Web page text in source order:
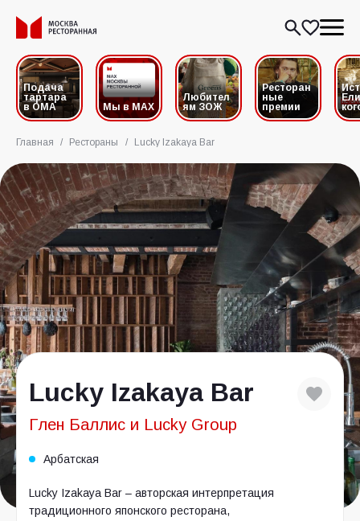
Подача
тартара
в ОМА
Мы в MAX
Любител
ям ЗОЖ
Ресторан
ные
премии
Главная / Рестораны / Lucky Izakaya Bar
Lucky Izakaya Bar
Глен Баллис и Lucky Group
Арбатская
Lucky Izakaya Bar – авторская интерпретация
традиционного японского ресторана,